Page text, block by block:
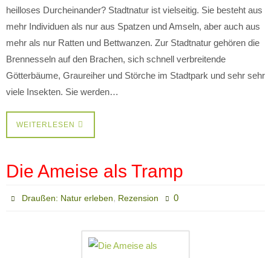
heilloses Durcheinander? Stadtnatur ist vielseitig. Sie besteht aus
mehr Individuen als nur aus Spatzen und Amseln, aber auch aus
mehr als nur Ratten und Bettwanzen. Zur Stadtnatur gehören die
Brennesseln auf den Brachen, sich schnell verbreitende
Götterbäume, Graureiher und Störche im Stadtpark und sehr sehr
viele Insekten. Sie werden…
WEITERLESEN
Die Ameise als Tramp
Draußen: Natur erleben, Rezension 0